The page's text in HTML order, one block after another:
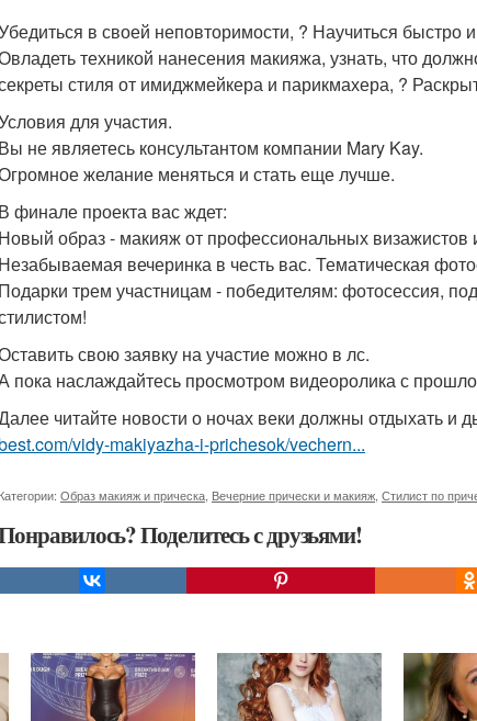
в своей неповторимости, ? Научиться быстро
техникой нанесения макияжа, узнать, что
стиля от имиджмейкера и парикмахера, ?
для участия.
Вы не являетесь консультантом компании Mary Kay.
желание меняться и стать еще лучше.
В финале проекта вас ждет:
Новый образ - макияж от профессиональных визажистов
Незабываемая вечеринка в честь вас. Тематическая
Подарки трем участницам - победителям: фотосессия,
свою заявку на участие можно в лс.
пока наслаждайтесь просмотром видеоролика с
читайте новости о ночах веки должны отдыхать и
vidy-makiyazha-i-prichesok/vechern...
Категории: Образ макияж и прическа Вечерние прически и макияж Стилист по
Поделитесь с друзьями!